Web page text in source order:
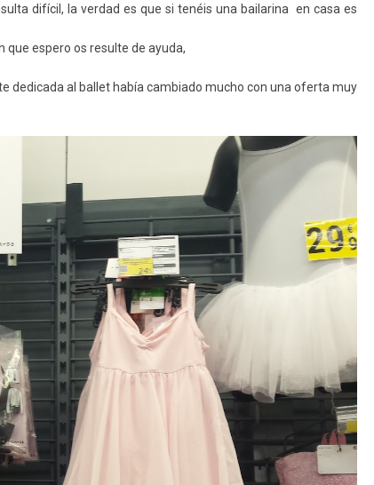
difícil, la verdad es que si tenéis una bailarina en casa es
espero os resulte de ayuda,
dedicada al ballet había cambiado mucho con una oferta muy